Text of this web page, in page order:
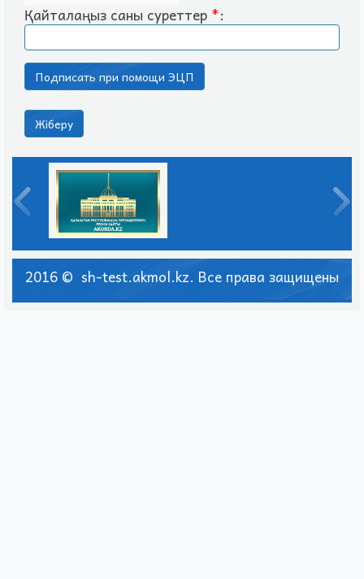
Қайталаңыз саны суреттер *:
2016 © sh-test.akmol.kz. Все права защищены